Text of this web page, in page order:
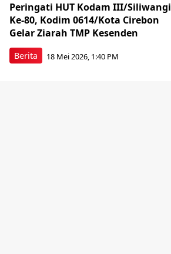
Berita
Peringati HUT Kodam III/Siliwangi
Ke-80, Kodim 0614/Kota Cirebon
Gelar Ziarah TMP Kesenden
18 Mei 2026, 1:40 PM